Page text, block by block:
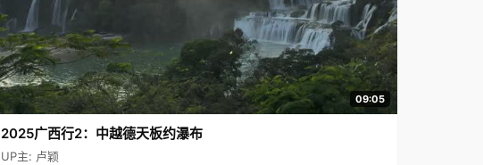
09:05
2025广西行2：中越德天板约瀑布
UP主: 卢颖